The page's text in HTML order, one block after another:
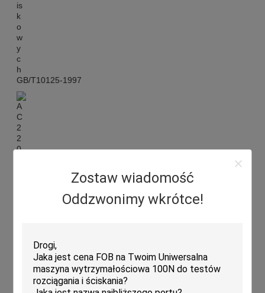
Zostaw wiadomość
Oddzwonimy wkrótce!
GB/T10125-1997